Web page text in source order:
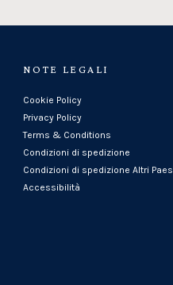
NOTE LEGALI
Cookie Policy
Privacy Policy
Terms & Conditions
Condizioni di spedizione
Condizioni di spedizione Altri
Accessibilità